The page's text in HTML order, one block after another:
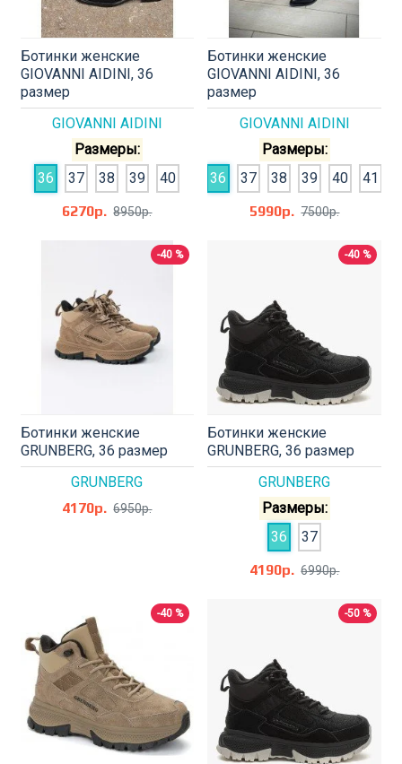
GIOVANNI AIDINI
Ботинки женские
GIOVANNI AIDINI, 36
размер
Размеры:
36
37 38 39
40
6270р. 8950р.
GIOVANNI AIDINI
Ботинки женские
GIOVANNI AIDINI, 36
размер
Размеры:
36
37 38 39 40
41
5990р. 7500р.
-40 %
GRUNBERG
Ботинки женские
GRUNBERG, 36 размер
4170р. 6950р.
-40 %
GRUNBERG
Ботинки женские
GRUNBERG, 36 размер
Размеры:
36
37
4190р. 6990р.
-40 % -50 %